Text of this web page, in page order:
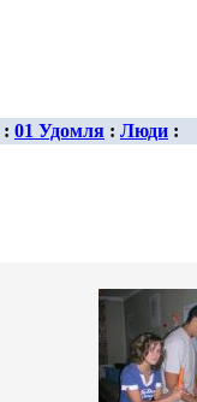
: 01 Удомля : Люди :